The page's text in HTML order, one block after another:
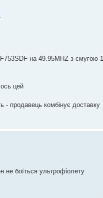
на 49.95MHZ з смугою
цей
- продавець комбінує доставку